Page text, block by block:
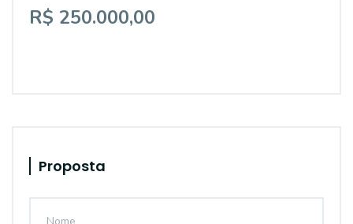
R$ 250.000,00
Proposta